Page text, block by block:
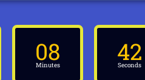
08
Minutes 41
Seconds